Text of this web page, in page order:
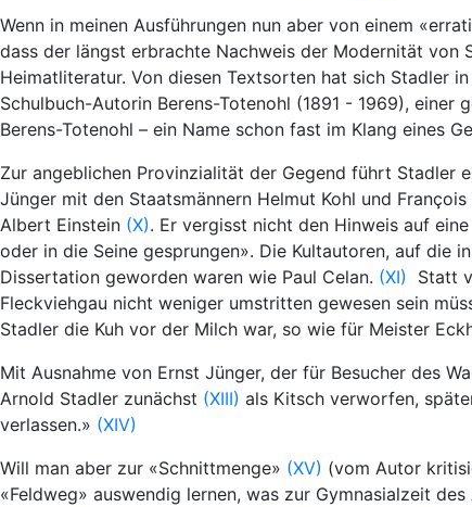
Wenn in meinen Ausführungen nun aber von einem
dass der längst erbrachte Nachweis der Modernität von
Heimatliteratur. Von diesen Textsorten hat sich Stadler
Schulbuch-Autorin Berens-Totenohl (1891 - 1969),
Berens-Totenohl – ein Name schon fast im Klang eines
Zur angeblichen Provinzialität der Gegend führt Stadler
Jünger mit den Staatsmännern Helmut Kohl und
Albert Einstein (X). Er vergisst nicht den Hinweis auf
oder in die Seine gesprungen». Die Kultautoren, auf die
Dissertation geworden waren wie Paul Celan. (XI) Statt
Fleckviehgau nicht weniger umstritten gewesen sein
Stadler die Kuh vor der Milch war, so wie für Meister
Mit Ausnahme von Ernst Jünger, der für Besucher des
Arnold Stadler zunächst (XIII) als Kitsch verworfen,
verlassen.» (XIV)
Will man aber zur «Schnittmenge» (XV) (vom Autor
«Feldweg» auswendig lernen, was zur Gymnasialzeit